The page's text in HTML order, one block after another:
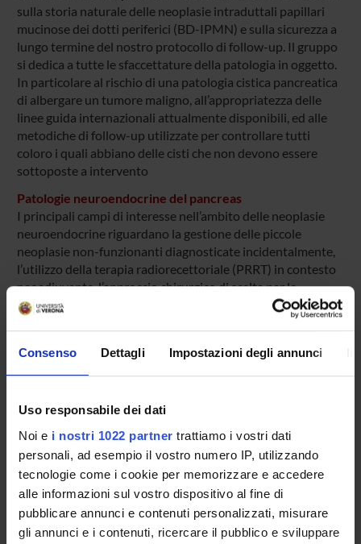
Consenso Dettagli Impostazioni degli annunci
Uso responsabile dei dati
Noi e i nostri 1022 partner trattiamo i vostri dati
personali, ad esempio il vostro numero IP, utilizzando
tecnologie come i cookie per memorizzare e accedere
alle informazioni sul vostro dispositivo al fine di
pubblicare annunci e contenuti personalizzati, misurare
gli annunci e i contenuti, ricercare il pubblico e sviluppare
sulla storia naturale delle neoplasie intraduttali papillari
mucinose dei dotti periferici (BD-IPMN) e sulla sicurezza a
lungo termine del nostro protocollo di follow-up. Il gruppo
si dedica a tutte le sfaccettature della patologia in oggetto.
In particolare al rischio di una patologia cistica pancreatica
di albergare un tumore maligno, all’appropriatezza delle
linee guida internazionali attualmente disponibili, ed alle
metodiche di follow-up utilizzate per controllare tutti
coloro i quali abbiano delle cisti che non devono essere
sottoposte a intervento
Patologie neuroendocrine del pancreas
I principali campi di interesse nell’ambito delle neoplasie
neuroendocrine riguardano la gestione delle piccole
neoplasie non-funzionanti diagnosticate incidentalmente,
l’utilizzo della terapia radiorecettoriale (PRRT) in contesto
neoadiuvante, l’approccio chirurgico di scelta per le
neoplasie funzionanti, l’importanza del la linfoadenectomia
PneumoResearch
pancreatica
Il gruppo si occupa di studiare, definire, e prevenire le
complicanze in chirurgia pancreatica. Come obiettivo
secondario vengono avviati studi volti alla migliore
gestione possibile di suddette complicanze.
Prometeo NanoLab
Il gruppo si occupa di ingegneria tissutale e medicina